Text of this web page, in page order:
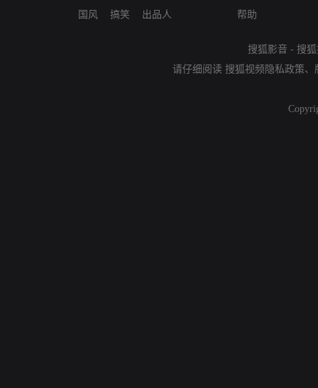
国风
搞笑
出品人
帮助
搜狐影音 - 搜
请仔细阅读 搜狐视频隐私政策、